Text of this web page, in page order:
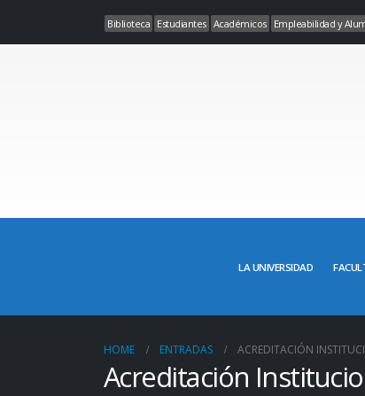
Biblioteca Estudiantes Académicos Empleabilidad y
LA UNIVERSIDAD
HOME ENTRADAS ACREDITACIÓN
Acreditación